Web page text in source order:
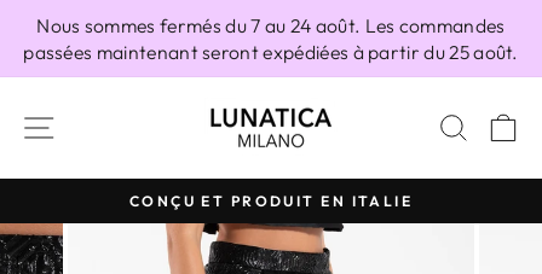
contenu
Nous sommes fermés du 7 au 24 août. Les commandes
passées maintenant seront expédiées à partir du 25 août.
Diaporama
Pause
CONÇU ET PRODUIT EN ITALIE